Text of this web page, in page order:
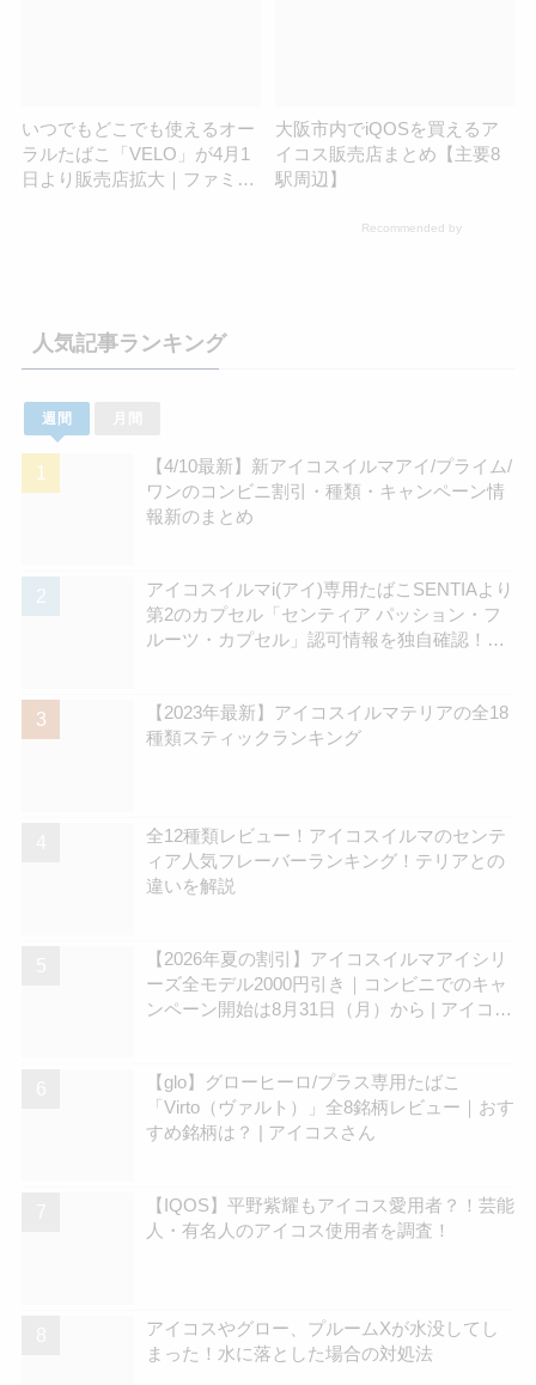
いつでもどこでも使えるオー
ラルたばこ「VELO」が4月1
日より販売店拡大｜ファミ
大阪市内でiQOSを買えるア
イコス販売店まとめ【主要8
駅周辺】
Recommended by
人気記事ランキング
週間
【4/10最新】新アイコスイルマアイ/プライム/
ワンのコンビニ割引・種類・キャンペーン情
報新のまとめ
アイコスイルマi(アイ)専用たばこSENTIAより
第2のカプセル「センティア パッション・フ
ルーツ・カプセル」認可情報を独自確認！
【2023年最新】アイコスイルマテリアの全18
種類スティックランキング
全12種類レビュー！アイコスイルマのセンテ
ィア人気フレーバーランキング！テリアとの
違いを解説
【2026年夏の割引】アイコスイルマアイシリ
ーズ全モデル2000円引き｜コンビニでのキャ
ンペーン開始は8月31日（月）から | アイコス
【glo】グローヒーロ/プラス専用たばこ
「Virto（ヴァルト）」全8銘柄レビュー｜おす
すめ銘柄は？ | アイコスさん
【IQOS】平野紫耀もアイコス愛用者？！芸能
人・有名人のアイコス使用者を調査！
アイコスやグロー、プルームXが水没してし
まった！水に落とした場合の対処法